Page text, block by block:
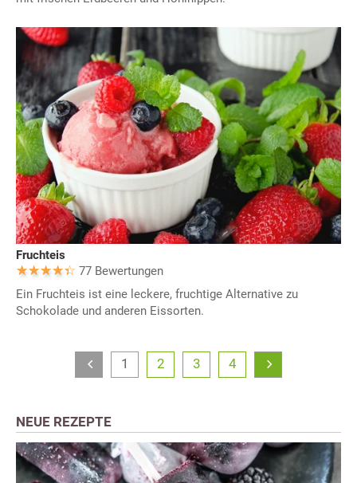
Fruchteis
77 Bewertungen
Ein Fruchteis ist eine leckere, fruchtige Alternative zu
Schokolade und anderen Eissorten.
1 2 3 4
NEUE REZEPTE